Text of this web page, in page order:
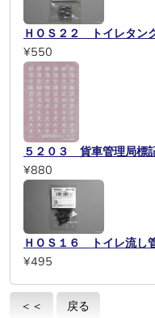
ＨＯＳ２２ トイレタン
¥550
５２０３ 貨車管理局標
¥880
ＨＯＳ１６ トイレ流し
¥495
＜＜ 戻る